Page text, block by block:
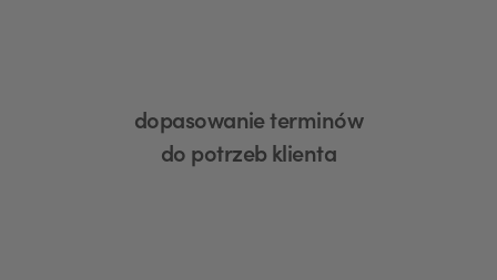
dopasowanie terminów
do potrzeb klienta